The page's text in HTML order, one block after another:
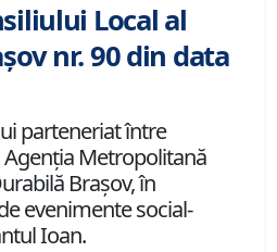
Local al
nr. 90 din data
parteneriat între
Metropolitană
Braşov, în
evenimente social-
Ioan.